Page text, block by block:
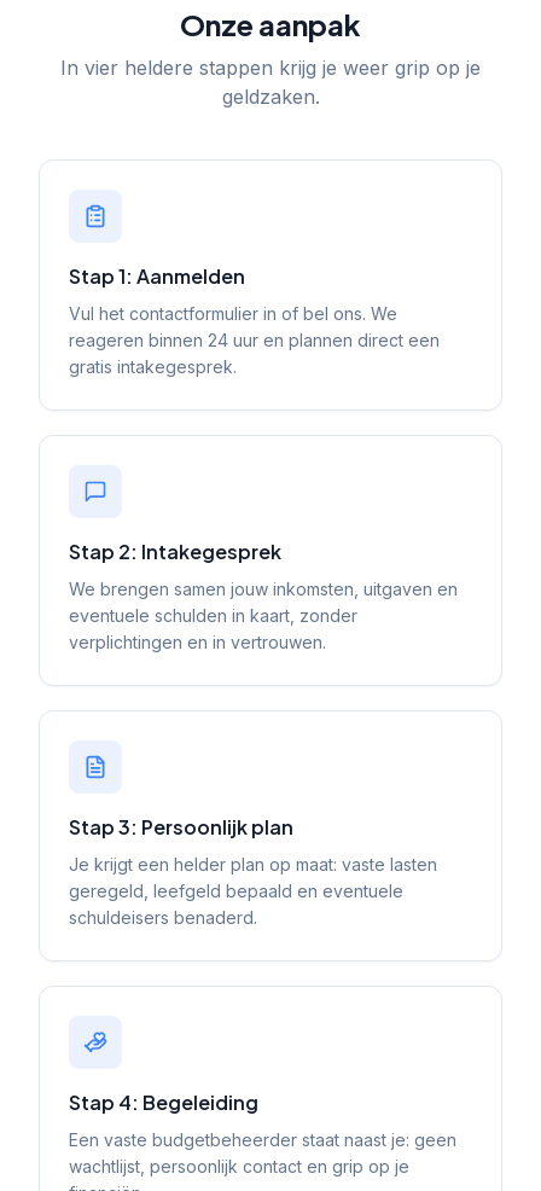
Onze aanpak
In vier heldere stappen krijg je weer grip op je
geldzaken.
Stap 1: Aanmelden
Vul het contactformulier in of bel ons. We
reageren binnen 24 uur en plannen direct een
gratis intakegesprek.
Stap 2: Intakegesprek
We brengen samen jouw inkomsten, uitgaven en
eventuele schulden in kaart, zonder
verplichtingen en in vertrouwen.
Stap 3: Persoonlijk plan
Je krijgt een helder plan op maat: vaste lasten
geregeld, leefgeld bepaald en eventuele
schuldeisers benaderd.
Stap 4: Begeleiding
Een vaste budgetbeheerder staat naast je: geen
wachtlijst, persoonlijk contact en grip op je